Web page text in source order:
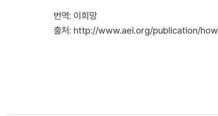
번역: 이희망
출처: http://www.aei.org/publication/